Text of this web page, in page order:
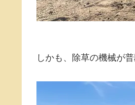
しかも、除草の機械が